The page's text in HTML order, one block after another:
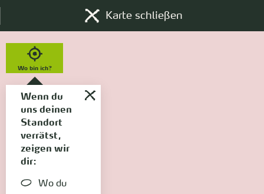
Karte schließen
Wo bin ich?
Wenn du
uns deinen
Standort
verrätst,
zeigen wir
dir:
Wo du